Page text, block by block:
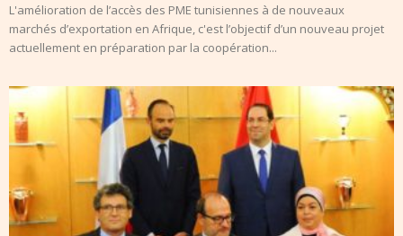
L'amélioration de l’accès des PME tunisiennes à de nouveaux
marchés d’exportation en Afrique, c'est l’objectif d’un nouveau projet
actuellement en préparation par la coopération...